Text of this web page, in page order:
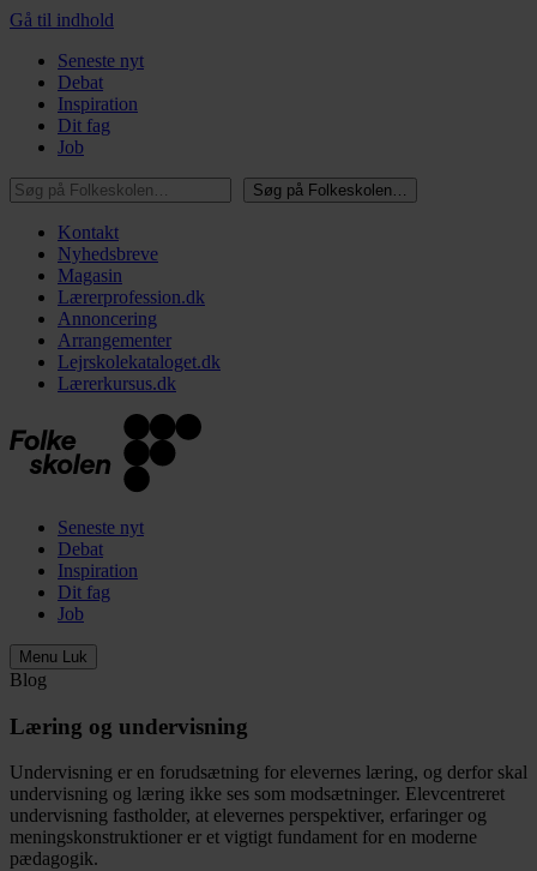
Gå til indhold
Seneste nyt
Debat
Inspiration
Dit fag
Job
Søg på Folkeskolen…
Søg på Folkeskolen…
Kontakt
Nyhedsbreve
Magasin
Lærerprofession.dk
Annoncering
Arrangementer
Lejrskolekataloget.dk
Lærerkursus.dk
Seneste nyt
Debat
Inspiration
Dit fag
Job
Menu Luk
Blog
Læring og undervisning
Undervisning er en forudsætning for elevernes læring, og derfor skal
undervisning og læring ikke ses som modsætninger. Elevcentreret
undervisning fastholder, at elevernes perspektiver, erfaringer og
meningskonstruktioner er et vigtigt fundament for en moderne
pædagogik.